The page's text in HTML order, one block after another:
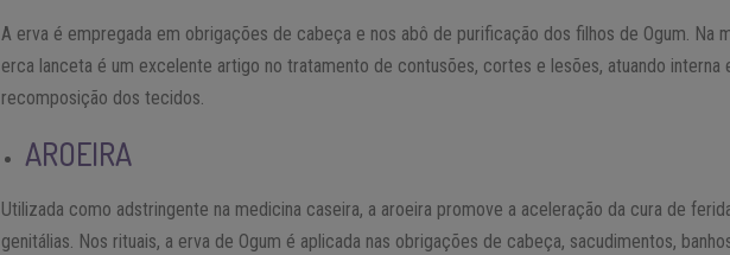
A erva é empregada em obrigações de cabeça e nos abô de purificação dos filhos de Ogum. Na
erca lanceta é um excelente artigo no tratamento de contusões, cortes e lesões, atuando interna
recomposição dos tecidos.
AROEIRA
Utilizada como adstringente na medicina caseira, a aroeira promove a aceleração da cura de
genitálias. Nos rituais, a erva de Ogum é aplicada nas obrigações de cabeça, sacudimentos,